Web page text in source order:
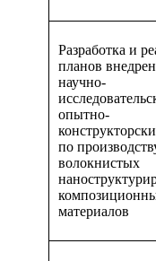
Разработка и
планов
научно-
опытно-
по
волокнистых
материалов